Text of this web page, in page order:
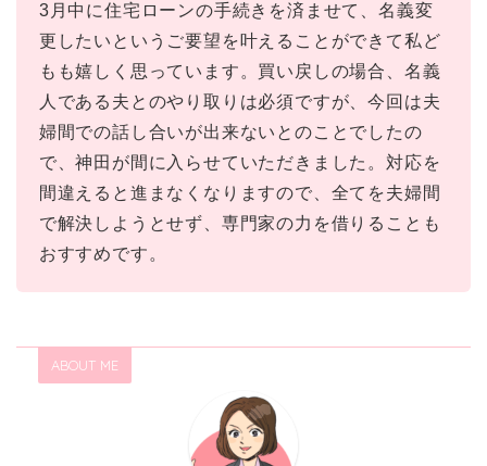
3月中に住宅ローンの手続きを済ませて、名義変
更したいというご要望を叶えることができて私ど
もも嬉しく思っています。買い戻しの場合、名義
人である夫とのやり取りは必須ですが、今回は夫
婦間での話し合いが出来ないとのことでしたの
で、神田が間に入らせていただきました。対応を
間違えると進まなくなりますので、全てを夫婦間
で解決しようとせず、専門家の力を借りることも
おすすめです。
ABOUT ME